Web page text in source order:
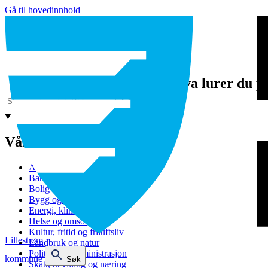
Gå til hovedinnhold
Lillestrøm
kommune
Søk
Hva lurer du
Våre tjenester
Avfall og gjenvinning
Barnehage
Bolig og sosiale tjenester
Bygg og eiendom
Energi, klima og miljø
Helse og omsorg
Kultur, fritid og friluftsliv
Landbruk og natur
Politikk og administrasjon
Skatt, bevilling og næring